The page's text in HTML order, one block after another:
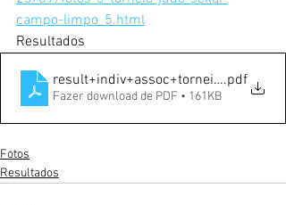
campo-limpo_5.html
Resultados
result+indiv+assoc+torneiosekai+2025
.pdf
Fazer download de PDF • 161KB
Fotos
Resultados